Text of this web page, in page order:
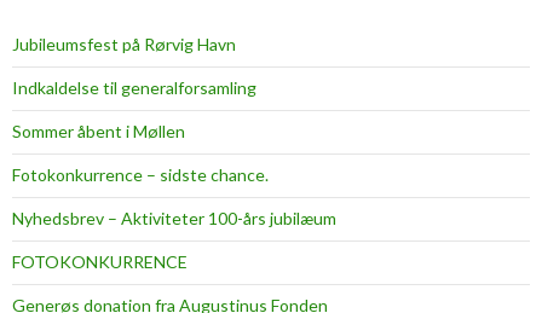
Jubileumsfest på Rørvig Havn
Indkaldelse til generalforsamling
Sommer åbent i Møllen
Fotokonkurrence – sidste chance.
Nyhedsbrev – Aktiviteter 100-års jubilæum
FOTOKONKURRENCE
Generøs donation fra Augustinus Fonden